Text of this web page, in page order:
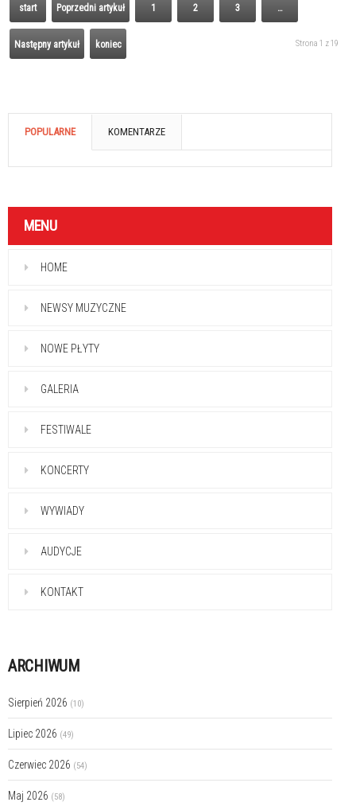
start Poprzedni artykuł 1 2 3 …
Następny artykuł koniec Strona 1 z 19
POPULARNE KOMENTARZE
MENU
HOME
NEWSY MUZYCZNE
NOWE PŁYTY
GALERIA
FESTIWALE
KONCERTY
WYWIADY
AUDYCJE
KONTAKT
ARCHIWUM
Sierpień 2026 (10)
Lipiec 2026 (49)
Czerwiec 2026 (54)
Maj 2026 (58)